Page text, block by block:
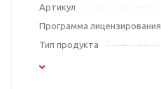
Артикул
Программа лицензирования
Тип продукта